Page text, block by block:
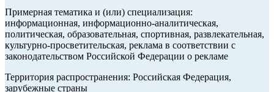
Примерная тематика и (или) специализация:
информационная, информационно-аналитическая,
политическая, образовательная, спортивная, развлекательная,
культурно-просветительская, реклама в соответствии с
законодательством Российской Федерации о рекламе
Территория распространения: Российская Федерация,
зарубежные страны